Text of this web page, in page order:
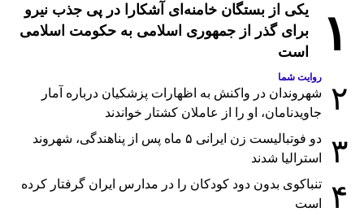
۱
یکی از بستگان خامنه‌ای آشکارا در پی جذب نیرو
برای گذر از جمهوری اسلامی به حکومت اسلامی
است
۲
روایت شما
شهروندان در واکنش به اظهارات پزشکیان درباره آمار
جاویدنامان، او را از عاملان کشتار خواندند
۳
دو فوتبالیست زن ایرانی ۵ ماه پس از پناهندگی، شهروند
استرالیا شدند
۴
تنباکوی بدون دود کودکان را در مدارس ایران گرفتار کرده
است